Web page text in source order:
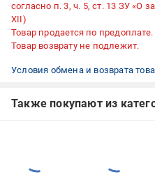
согласно п. 3, ч. 5, ст. 13 ЗУ «О
XII)
Товар продается по предоплате.
Товар возврату не подлежит.
Условия обмена и возврата
Также покупают из